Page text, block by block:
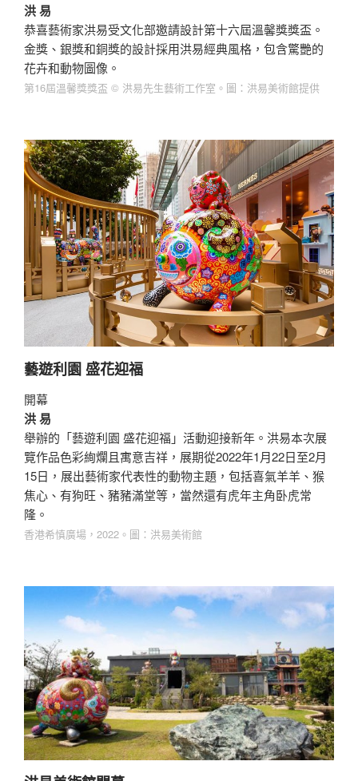
洪 易
恭喜藝術家洪易受文化部邀請設計第十六屆溫馨獎獎盃。
金獎、銀獎和銅獎的設計採用洪易經典風格，包含驚艷的
花卉和動物圖像。
第16屆溫馨獎獎盃 © 洪易先生藝術工作室。圖：洪易美術館提供
藝遊利園 盛花迎福
開幕
洪 易
舉辦的「藝遊利園 盛花迎福」活動迎接新年。洪易本次展
覽作品色彩絢爛且寓意吉祥，展期從2022年1月22日至2月
15日，展出藝術家代表性的動物主題，包括喜氣羊羊、猴
焦心、有狗旺、豬豬滿堂等，當然還有虎年主角卧虎常
隆。
香港希慎廣場，2022。圖：洪易美術館